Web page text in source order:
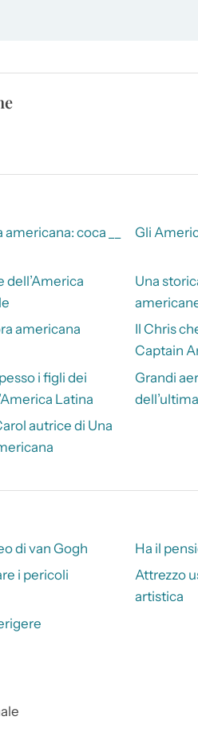
coca __ Gli
dell’America
Una
americana
Il Chris
Captain
i figli dei
Latina
Grandi
autrice di Una
di van Gogh
Ha il
i pericoli
Attrezzo
artistica